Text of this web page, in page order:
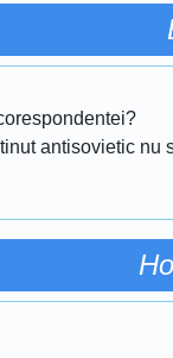
antisovietic